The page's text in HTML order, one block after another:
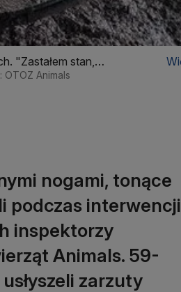
"Zastałem stan,
OTOZ Animals
nogami, tonące
podczas
inspektorzy
Animals. 59-
zarzuty